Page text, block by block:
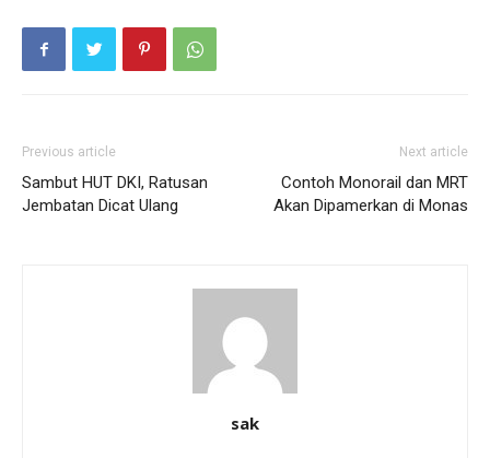
Previous article
Sambut HUT DKI, Ratusan
Jembatan Dicat Ulang
Next article
Contoh Monorail dan MRT
Akan Dipamerkan di Monas
sak